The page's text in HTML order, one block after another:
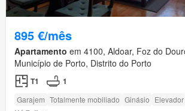
895 €/mês
Apartamento em 4100, Aldoar, Foz do
Município de Porto, Distrito do Porto
T1 1
Garajem Totalmente mobiliado Ginásio Elevador